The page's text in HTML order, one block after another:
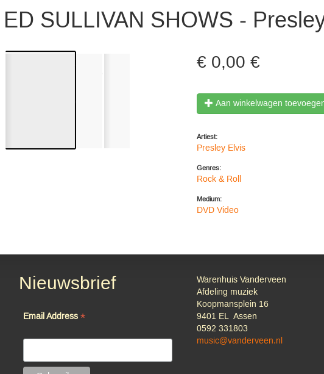
SULLIVAN SHOWS -
0,00 €
Aan winkelwagen
Artiest:
Presley Elvis
Genres:
Rock & Roll
Medium:
DVD Video
Nieuwsbrief
Email Address*
Warenhuis Vanderveen
Afdeling muziek
Koopmansplein 16
9401 EL Assen
0592 331803
music@vanderveen.nl